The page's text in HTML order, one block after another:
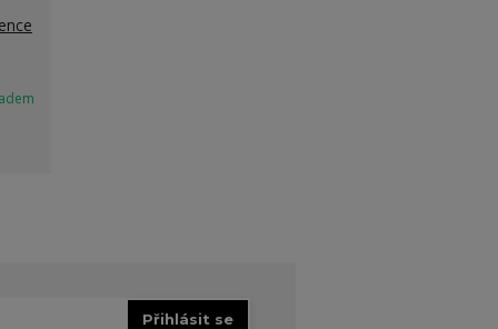
Přihlásit se